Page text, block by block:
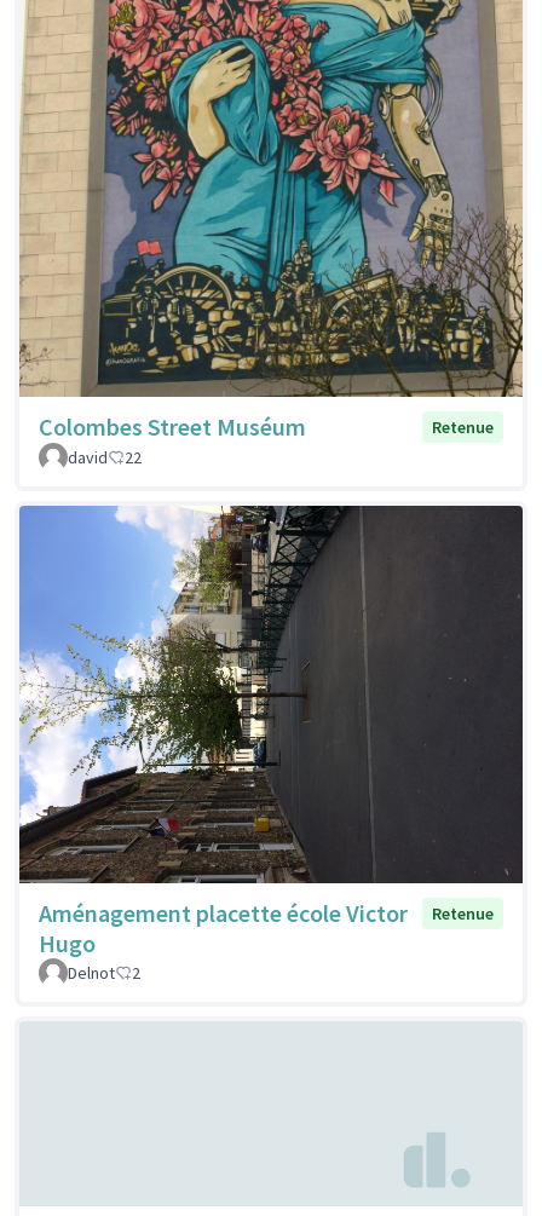
Colombes Street Muséum
Retenue
david
22
Aménagement placette école Victor
Hugo
Retenue
Delnot 2